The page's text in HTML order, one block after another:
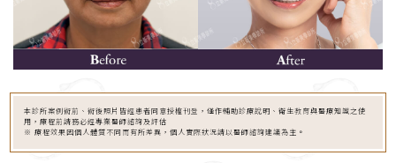
本診所案例術前、術後照片皆經患者同意授權刊登，僅作輔助診療說明、衛生教育與醫療知識之使
用，療程前請務必經專業醫師諮詢及評估
※ 療程效果因個人體質不同而有所差異，個人實際狀況請以醫師諮詢建議為主。